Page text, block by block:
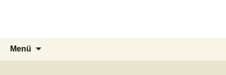
Menü